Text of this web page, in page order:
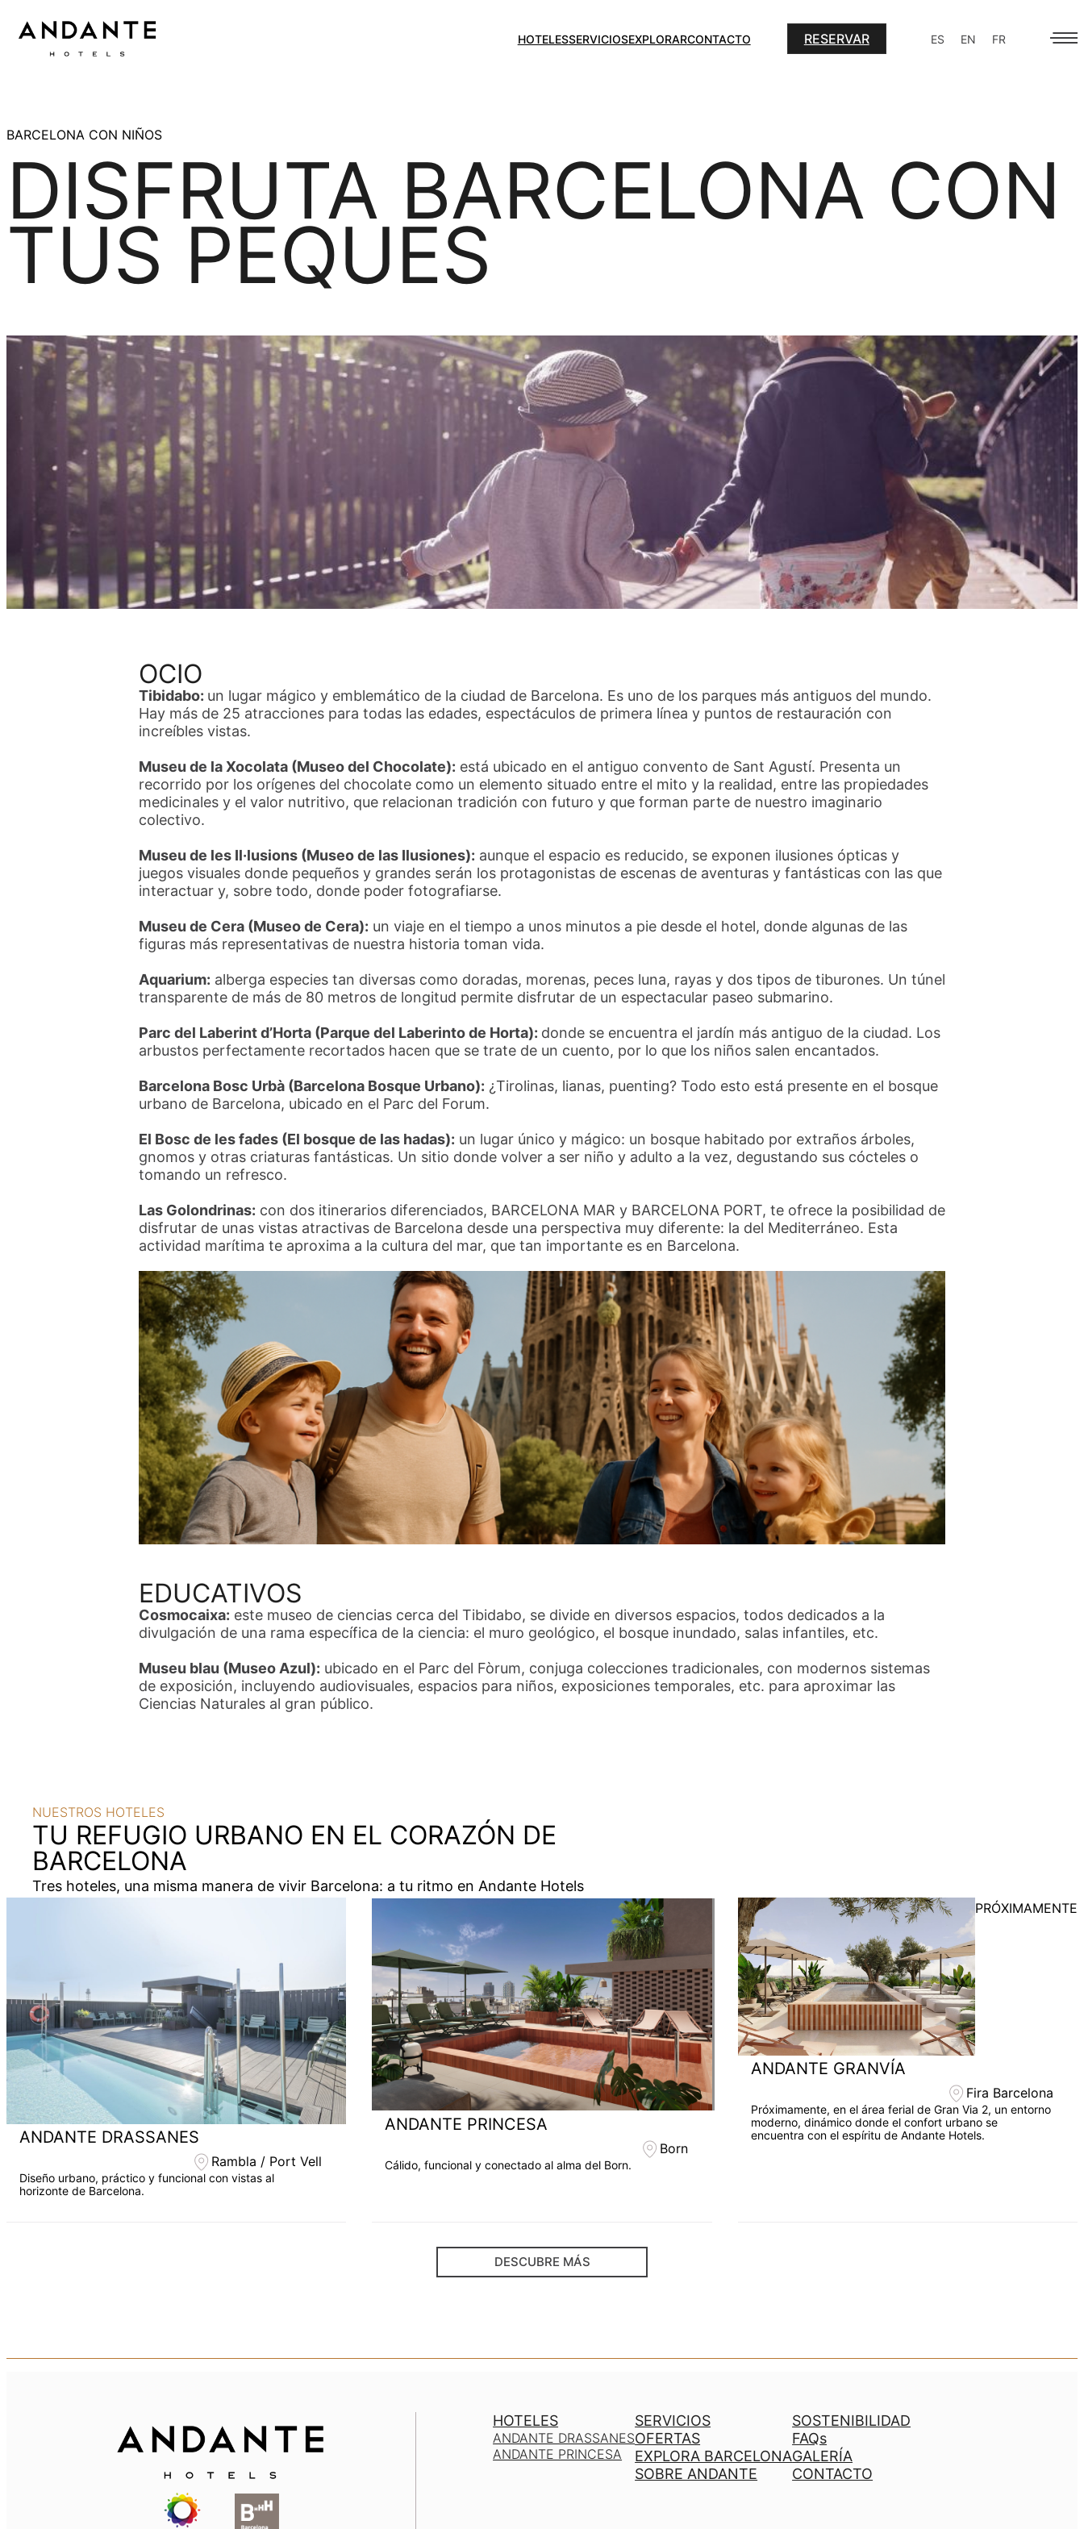
contenido
HOTELESSERVICIOSEXPLORARCONTACTO RESERVAR ES EN FR
BARCELONA CON NIÑOS
DISFRUTA BARCELONA CON
TUS PEQUES
OCIO
Tibidabo: un lugar mágico y emblemático de la ciudad de Barcelona. Es uno de los parques más antiguos del mundo.
Hay más de 25 atracciones para todas las edades, espectáculos de primera línea y puntos de restauración con
increíbles vistas.
Museu de la Xocolata (Museo del Chocolate): está ubicado en el antiguo convento de Sant Agustí. Presenta un
recorrido por los orígenes del chocolate como un elemento situado entre el mito y la realidad, entre las propiedades
medicinales y el valor nutritivo, que relacionan tradición con futuro y que forman parte de nuestro imaginario
colectivo.
Museu de les Il·lusions (Museo de las Ilusiones): aunque el espacio es reducido, se exponen ilusiones ópticas y
juegos visuales donde pequeños y grandes serán los protagonistas de escenas de aventuras y fantásticas con las que
interactuar y, sobre todo, donde poder fotografiarse.
Museu de Cera (Museo de Cera): un viaje en el tiempo a unos minutos a pie desde el hotel, donde algunas de las
figuras más representativas de nuestra historia toman vida.
Aquarium: alberga especies tan diversas como doradas, morenas, peces luna, rayas y dos tipos de tiburones. Un túnel
transparente de más de 80 metros de longitud permite disfrutar de un espectacular paseo submarino.
Parc del Laberint d’Horta (Parque del Laberinto de Horta): donde se encuentra el jardín más antiguo de la ciudad. Los
arbustos perfectamente recortados hacen que se trate de un cuento, por lo que los niños salen encantados.
Barcelona Bosc Urbà (Barcelona Bosque Urbano): ¿Tirolinas, lianas, puenting? Todo esto está presente en el bosque
urbano de Barcelona, ubicado en el Parc del Forum.
El Bosc de les fades (El bosque de las hadas): un lugar único y mágico: un bosque habitado por extraños árboles,
gnomos y otras criaturas fantásticas. Un sitio donde volver a ser niño y adulto a la vez, degustando sus cócteles o
tomando un refresco.
Las Golondrinas: con dos itinerarios diferenciados, BARCELONA MAR y BARCELONA PORT, te ofrece la posibilidad de
disfrutar de unas vistas atractivas de Barcelona desde una perspectiva muy diferente: la del Mediterráneo. Esta
actividad marítima te aproxima a la cultura del mar, que tan importante es en Barcelona.
EDUCATIVOS
Cosmocaixa: este museo de ciencias cerca del Tibidabo, se divide en diversos espacios, todos dedicados a la
divulgación de una rama específica de la ciencia: el muro geológico, el bosque inundado, salas infantiles, etc.
Museu blau (Museo Azul): ubicado en el Parc del Fòrum, conjuga colecciones tradicionales, con modernos sistemas
de exposición, incluyendo audiovisuales, espacios para niños, exposiciones temporales, etc. para aproximar las
Ciencias Naturales al gran público.
NUESTROS HOTELES
TU REFUGIO URBANO EN EL CORAZÓN DE
BARCELONA
Tres hoteles, una misma manera de vivir Barcelona: a tu ritmo en Andante Hotels
ANDANTE DRASSANES
Rambla / Port Vell
Diseño urbano, práctico y funcional con vistas al
horizonte de Barcelona.
ANDANTE PRINCESA
Born
Cálido, funcional y conectado al alma del Born.
ANDANTE GRANVÍA
Fira Barcelona
Próximamente, en el área ferial de Gran Via 2, un entorno
moderno, dinámico donde el confort urbano se
encuentra con el espíritu de Andante Hotels.
DESCUBRE MÁS
HOTELES
ANDANTE DRASSANES
ANDANTE PRINCESA
SERVICIOS
OFERTAS
EXPLORA BARCELONA
SOBRE ANDANTE
SOSTENIBILIDAD
FAQs
GALERÍA
CONTACTO